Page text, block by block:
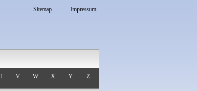
Impressum
Sitemap
V W X Y Z